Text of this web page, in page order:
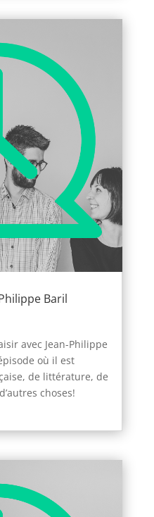
Baril
avec Jean-Philippe
où il est
de littérature, de
choses!